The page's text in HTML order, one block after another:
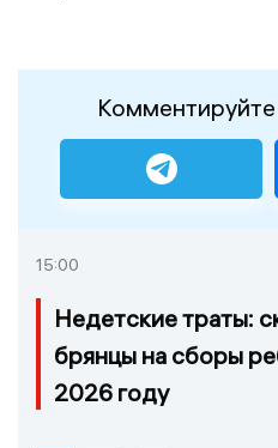
15:00
Недетские траты:
брянцы на сборы
2026 году